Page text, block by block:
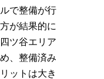
で整備が行
が結果的に
ツ谷エリア
、整備済み
ットは大き